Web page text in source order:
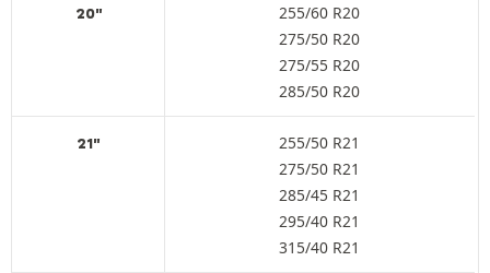
20"
255/60 R20
275/50 R20
275/55 R20
285/50 R20
21"
255/50 R21
275/50 R21
285/45 R21
295/40 R21
315/40 R21